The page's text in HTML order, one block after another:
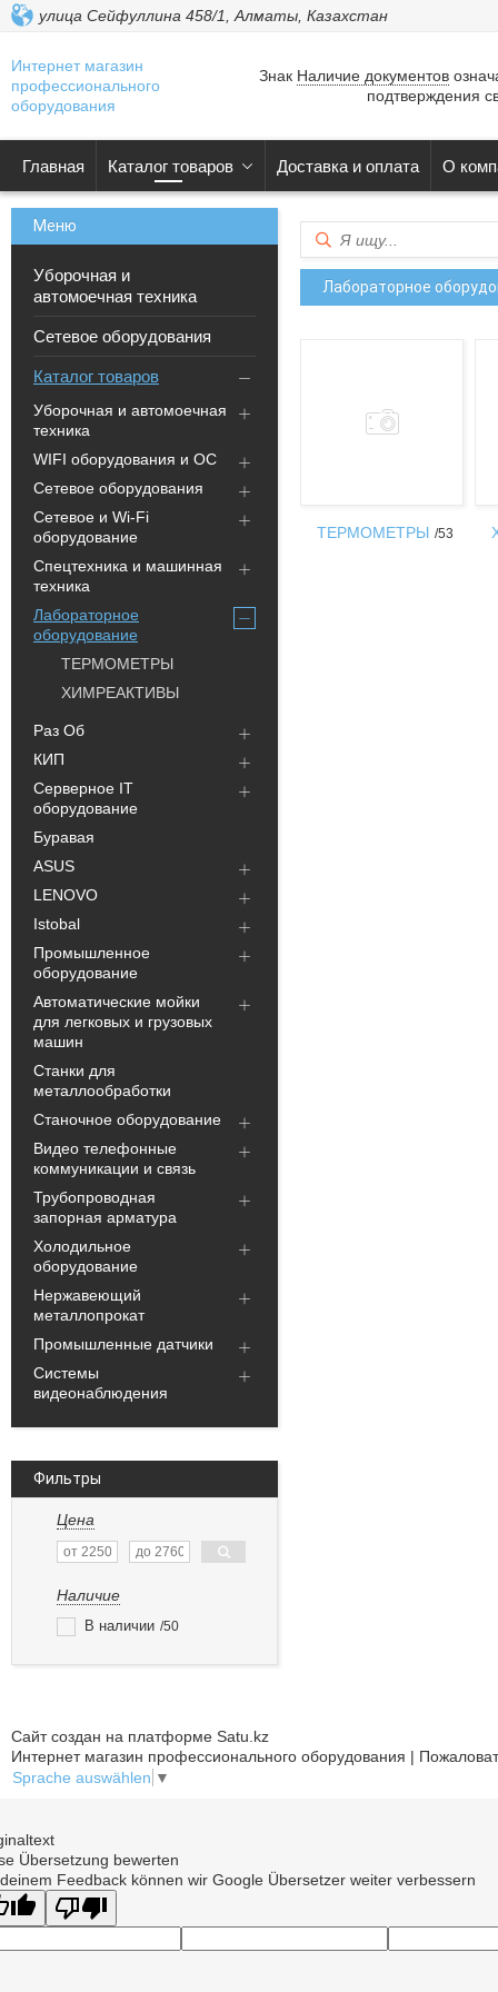
улица Сейфуллина 458/1, Алматы, Казахстан
Интернет магазин
профессионального
оборудования
Знак Наличие документов
подтверждения
Главная Каталог товаров Доставка и оплата О
Уборочная и
автомоечная техника
Сетевое оборудования
Каталог товаров
Уборочная и автомоечная
техника
WIFI оборудования и ОС
Сетевое оборудования
Сетевое и Wi-Fi
оборудование
Спецтехника и машинная
техника
Лабораторное
оборудование
ТЕРМОМЕТРЫ
ХИМРЕАКТИВЫ
Раз Об
КИП
Серверное IT
оборудование
Буравая
ASUS
LENOVO
Istobal
Промышленное
оборудование
Автоматические мойки
для легковых и грузовых
машин
Станки для
металлообработки
Станочное оборудование
Видео телефонные
коммуникации и связь
Трубопроводная
запорная арматура
Холодильное
оборудование
Нержавеющий
металлопрокат
Промышленные датчики
Системы
видеонаблюдения
Фильтры
Цена
Наличие
В наличии 50
Лабораторное
ТЕРМОМЕТРЫ 53
Сайт создан на платформе Satu.kz
Интернет магазин профессионального оборудования |
Sprache auswählen ▼
Übersetzung bewerten
Feedback können wir Google Übersetzer weiter verbessern